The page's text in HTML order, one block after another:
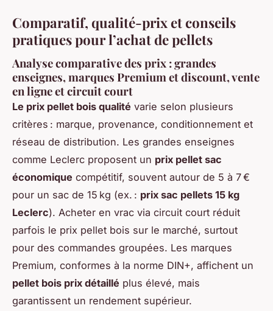
Comparatif, qualité-prix et conseils
pratiques pour l’achat de pellets
Analyse comparative des prix : grandes
enseignes, marques Premium et discount, vente
en ligne et circuit court
Le prix pellet bois qualité varie selon plusieurs
critères : marque, provenance, conditionnement et
réseau de distribution. Les grandes enseignes
comme Leclerc proposent un prix pellet sac
économique compétitif, souvent autour de 5 à 7 €
pour un sac de 15 kg (ex. : prix sac pellets 15 kg
Leclerc). Acheter en vrac via circuit court réduit
parfois le prix pellet bois sur le marché, surtout
pour des commandes groupées. Les marques
Premium, conformes à la norme DIN+, affichent un
pellet bois prix détaillé plus élevé, mais
garantissent un rendement supérieur.